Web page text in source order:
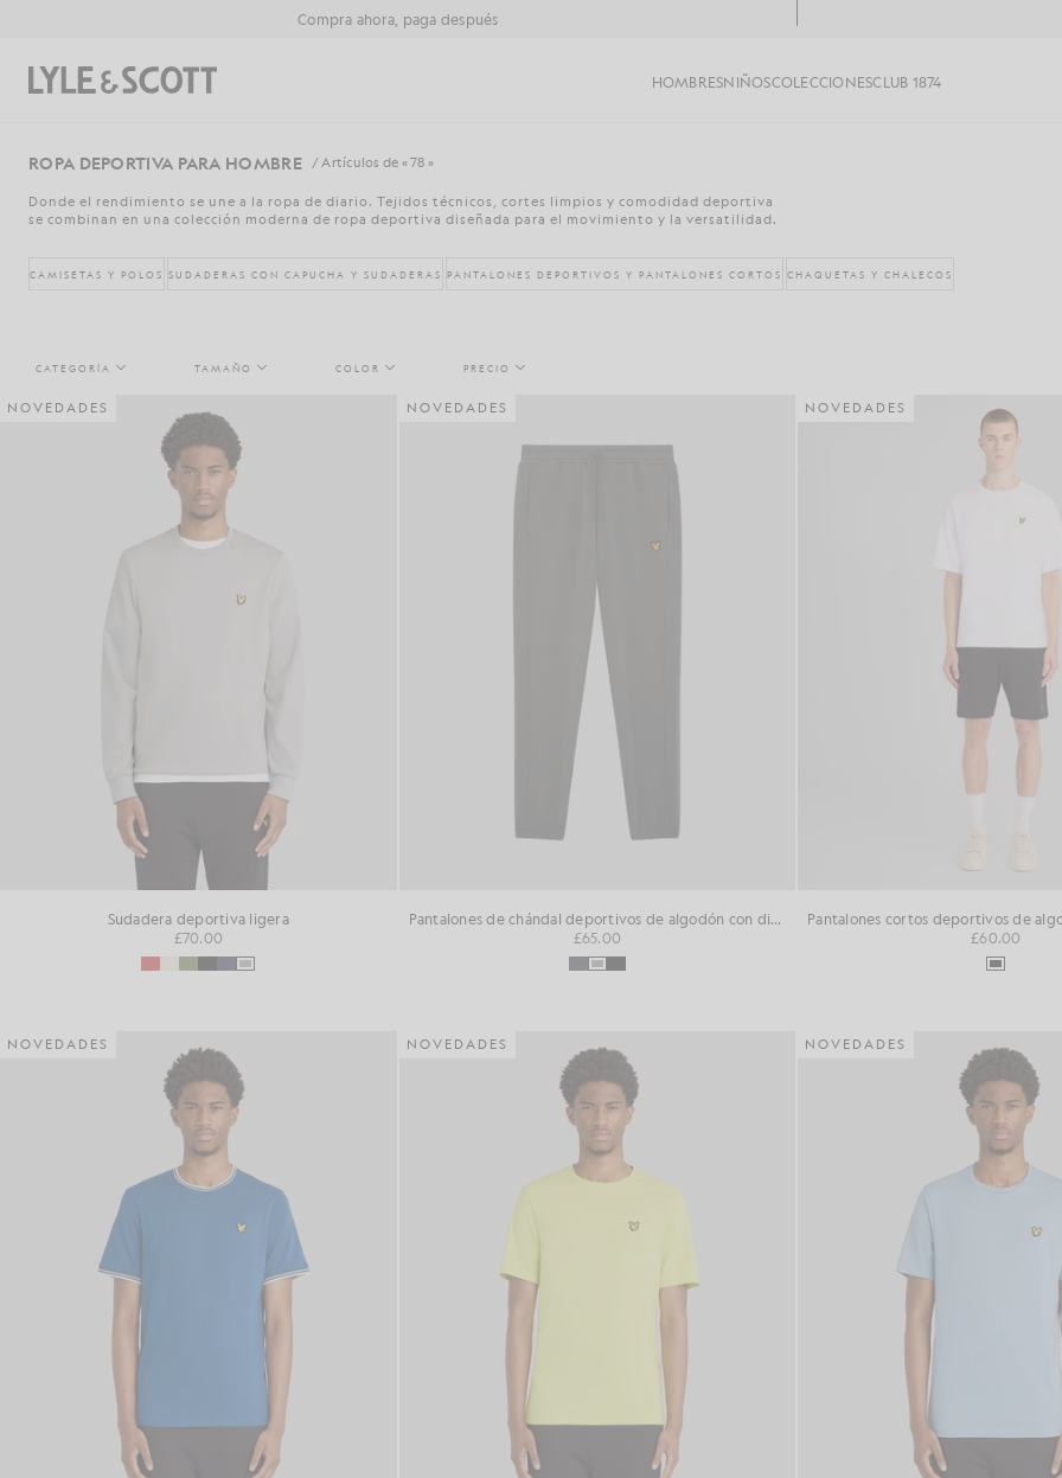
Compra ahora, paga después
HOMBRESNIÑOSCOLECCIONESCLUB 1874
Buscar
ROPA DEPORTIVA PARA HOMBRE / Artículos de « 78 »
Donde el rendimiento se une a la ropa de diario. Tejidos técnicos, cortes limpios y comodidad deportiva
se combinan en una colección moderna de ropa deportiva diseñada para el movimiento y la versatilidad.
CAMISETAS Y POLOS SUDADERAS CON CAPUCHA Y SUDADERAS PANTALONES DEPORTIVOS Y PANTALONES CORTOS CHAQUETAS Y CHALECOS
CATEGORÍA TAMAÑO COLOR PRECIO
NOVEDADES
Sudadera deportiva ligera
£70.00
NOVEDADES
Pantalones de chándal deportivos de algodón con diseño «loopback»
£65.00
NOVEDADES
£60.00
NOVEDADES NOVEDADES NOVEDADES